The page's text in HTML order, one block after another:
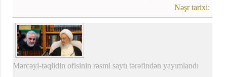
Nəşr tarixi:
Mərcəyi-təqlidin ofisinin rəsmi saytı tərəfindən yayımlandı